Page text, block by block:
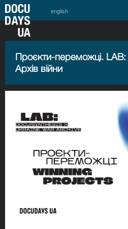
english
Проєкти-переможці.
Архів війни